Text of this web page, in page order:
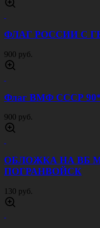
ФЛАГ РОССИИ С
900 руб.
Флаг ВМФ СССР
900 руб.
ОБЛОЖКА НА ВБ
ПОГРАНВОЙСК
130 руб.